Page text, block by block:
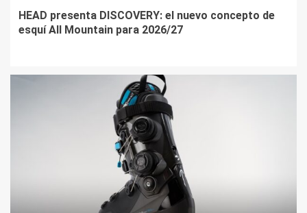
HEAD presenta DISCOVERY: el nuevo concepto de
esquí All Mountain para 2026/27